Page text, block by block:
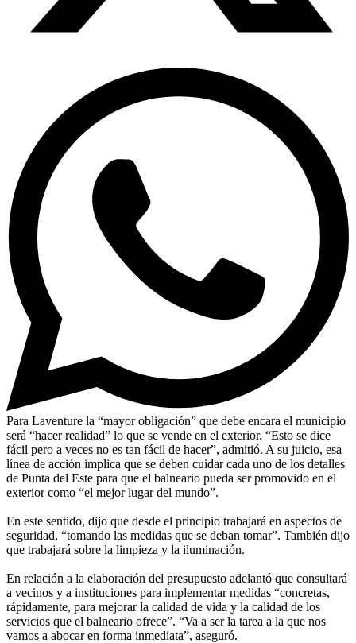
Para Laventure la “mayor obligación” que debe encara el municipio
será “hacer realidad” lo que se vende en el exterior. “Esto se dice
fácil pero a veces no es tan fácil de hacer”, admitió. A su juicio, esa
línea de acción implica que se deben cuidar cada uno de los detalles
de Punta del Este para que el balneario pueda ser promovido en el
exterior como “el mejor lugar del mundo”.
En este sentido, dijo que desde el principio trabajará en aspectos de
seguridad, “tomando las medidas que se deban tomar”. También dijo
que trabajará sobre la limpieza y la iluminación.
En relación a la elaboración del presupuesto adelantó que consultará
a vecinos y a instituciones para implementar medidas “concretas,
rápidamente, para mejorar la calidad de vida y la calidad de los
servicios que el balneario ofrece”. “Va a ser la tarea a la que nos
vamos a abocar en forma inmediata”, aseguró.